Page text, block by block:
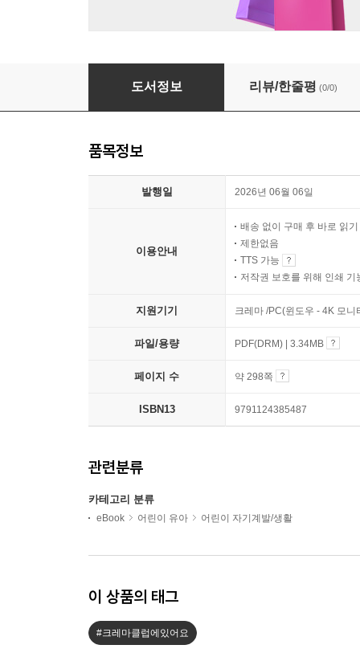
부모의 말이 아이의 미래를 만든다
도서정보 리뷰/한줄평 (0/0)
품목정보
발행일 2026년 06월 06일
이용안내
배송 없이 구매 후 바로 읽기
제한없음
TTS 가능
저작권 보호를 위해 인쇄 기
지원기기 크레마 /PC(윈도우 - 4K 모
파일/용량 PDF(DRM) | 3.34MB
페이지 수 약 298쪽
ISBN13 9791124385487
관련분류
카테고리 분류
eBook 어린이 유아 어린이 자기계발/생활
이 상품의 태그
#크레마클럽에있어요